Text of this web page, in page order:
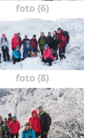
foto (6)
foto (8)